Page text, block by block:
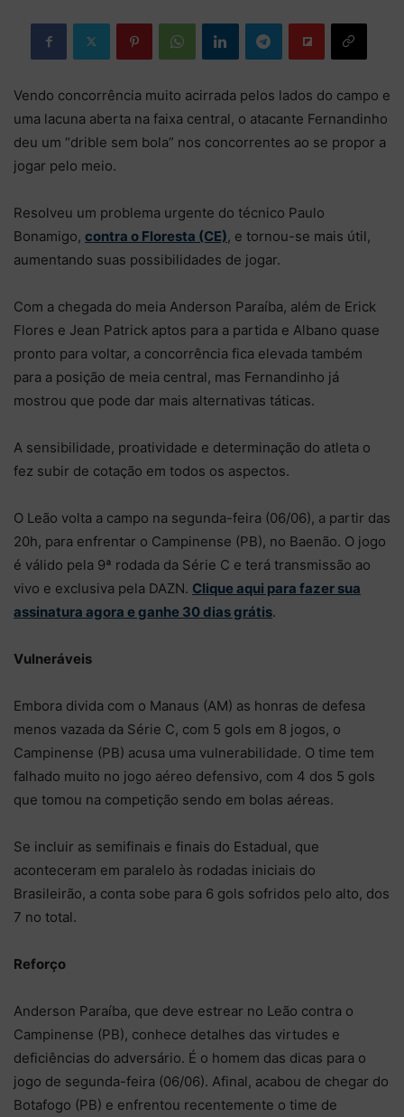
Vendo concorrência muito acirrada pelos lados do campo e
uma lacuna aberta na faixa central, o atacante Fernandinho
deu um “drible sem bola” nos concorrentes ao se propor a
jogar pelo meio.
Resolveu um problema urgente do técnico Paulo
Bonamigo, contra o Floresta (CE), e tornou-se mais útil,
aumentando suas possibilidades de jogar.
Com a chegada do meia Anderson Paraíba, além de Erick
Flores e Jean Patrick aptos para a partida e Albano quase
pronto para voltar, a concorrência fica elevada também
para a posição de meia central, mas Fernandinho já
mostrou que pode dar mais alternativas táticas.
A sensibilidade, proatividade e determinação do atleta o
fez subir de cotação em todos os aspectos.
O Leão volta a campo na segunda-feira (06/06), a partir das
20h, para enfrentar o Campinense (PB), no Baenão. O jogo
é válido pela 9ª rodada da Série C e terá transmissão ao
vivo e exclusiva pela DAZN. Clique aqui para fazer sua
assinatura agora e ganhe 30 dias grátis.
Vulneráveis
Embora divida com o Manaus (AM) as honras de defesa
menos vazada da Série C, com 5 gols em 8 jogos, o
Campinense (PB) acusa uma vulnerabilidade. O time tem
falhado muito no jogo aéreo defensivo, com 4 dos 5 gols
que tomou na competição sendo em bolas aéreas.
Se incluir as semifinais e finais do Estadual, que
aconteceram em paralelo às rodadas iniciais do
Brasileirão, a conta sobe para 6 gols sofridos pelo alto, dos
7 no total.
Reforço
Anderson Paraíba, que deve estrear no Leão contra o
Campinense (PB), conhece detalhes das virtudes e
deficiências do adversário. É o homem das dicas para o
jogo de segunda-feira (06/06). Afinal, acabou de chegar do
Botafogo (PB) e enfrentou recentemente o time de